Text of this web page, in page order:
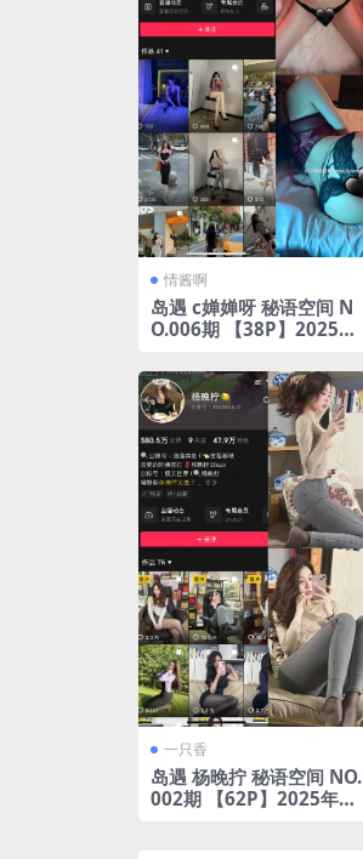
情酱啊
岛遇 c婵婵呀 秘语空间 N
O.006期 【38P】2025年
一只香
岛遇 杨晚拧 秘语空间 NO.
002期 【62P】2025年完